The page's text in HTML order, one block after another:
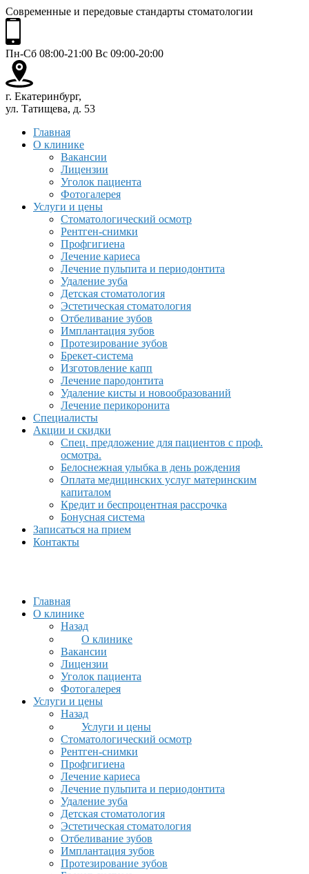
Современные и передовые стандарты стоматологии
Пн-Сб 08:00-21:00 Вс 09:00-20:00
г. Екатеринбург,
ул. Татищева, д. 53
Главная
О клинике
Вакансии
Лицензии
Уголок пациента
Фотогалерея
Услуги и цены
Стоматологический осмотр
Рентген-снимки
Профгигиена
Лечение кариеса
Лечение пульпита и периодонтита
Удаление зуба
Детская стоматология
Эстетическая стоматология
Отбеливание зубов
Имплантация зубов
Протезирование зубов
Брекет-система
Изготовление капп
Лечение пародонтита
Удаление кисты и новообразований
Лечение перикоронита
Специалисты
Акции и скидки
Спец. предложение для пациентов с проф.
осмотра.
Белоснежная улыбка в день рождения
Оплата медицинских услуг материнским
капиталом
Кредит и беспроцентная рассрочка
Бонусная система
Записаться на прием
Контакты
Главная
О клинике
Назад
О клинике
Вакансии
Лицензии
Уголок пациента
Фотогалерея
Услуги и цены
Назад
Услуги и цены
Стоматологический осмотр
Рентген-снимки
Профгигиена
Лечение кариеса
Лечение пульпита и периодонтита
Удаление зуба
Детская стоматология
Эстетическая стоматология
Отбеливание зубов
Имплантация зубов
Протезирование зубов